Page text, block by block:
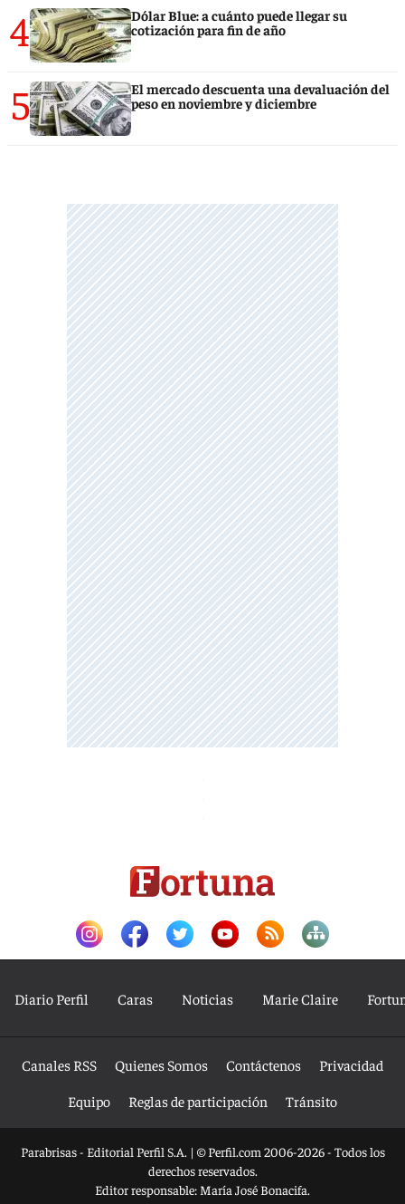
4
Dólar Blue: a cuánto puede llegar su
cotización para fin de año
5
El mercado descuenta una devaluación del
peso en noviembre y diciembre
Diario Perfil Caras Noticias Marie Claire
Canales RSS Quienes Somos Contáctenos
Privacidad
Equipo
Reglas de participación Tránsito
Parabrisas - Editorial Perfil S.A. | © Perfil.com 2006-2026 - Todos los
derechos reservados.
Editor responsable: María José Bonacifa.